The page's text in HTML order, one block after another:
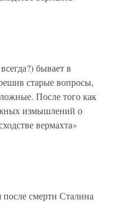
бывает в
старые вопросы,
После того как
измышлений о
вермахта»
смерти Сталина